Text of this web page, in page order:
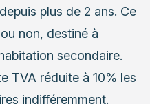
plus de 2 ans. Ce
non, destiné à
secondaire.
TVA réduite à 10% les
indifféremment.